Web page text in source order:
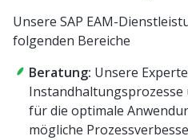
Unsere SAP EAM-
folgenden Bereiche
Beratung: Unsere
für die optimale
mögliche